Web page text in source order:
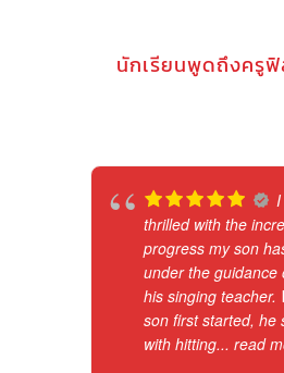
นักเรียนพูดถึงครูฟิ
thrilled with the
progress my son
under the guidance
his singing teacher.
son first started, he
with hitting... read